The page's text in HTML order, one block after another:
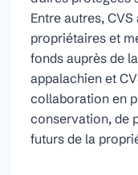
Entre autres,
propriétaires et
fonds auprès de
appalachien et
collaboration en
conservation, de
futurs de la